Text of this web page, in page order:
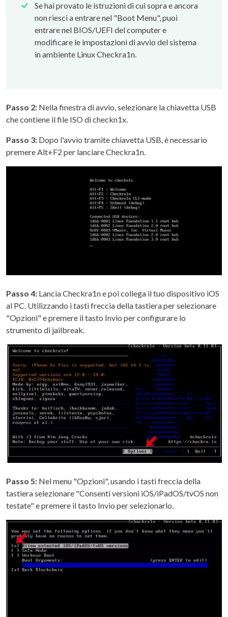
Se hai provato le istruzioni di cui sopra e ancora
non riesci a entrare nel "Boot Menu", puoi
entrare nel BIOS/UEFI del computer e
modificare le impostazioni di avvio del sistema
in ambiente Linux Checkra1n.
Passo 2: Nella finestra di avvio, selezionare la chiavetta USB
che contiene il file ISO di checkn1x.
Passo 3: Dopo l'avvio tramite chiavetta USB, è necessario
premere Alt+F2 per lanciare Checkra1n.
Passo 4: Lancia Checkra1n e poi collega il tuo dispositivo iOS
al PC. Utilizzando i tasti freccia della tastiera per selezionare
"Opzioni" e premere il tasto Invio per configurare lo
strumento di jailbreak.
Passo 5: Nel menu "Opzioni", usando i tasti freccia della
tastiera selezionare "Consenti versioni iOS/iPadOS/tvOS non
testate" e premere il tasto Invio per selezionarlo.